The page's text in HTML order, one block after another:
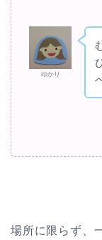
ゆかり
場所に限らず、